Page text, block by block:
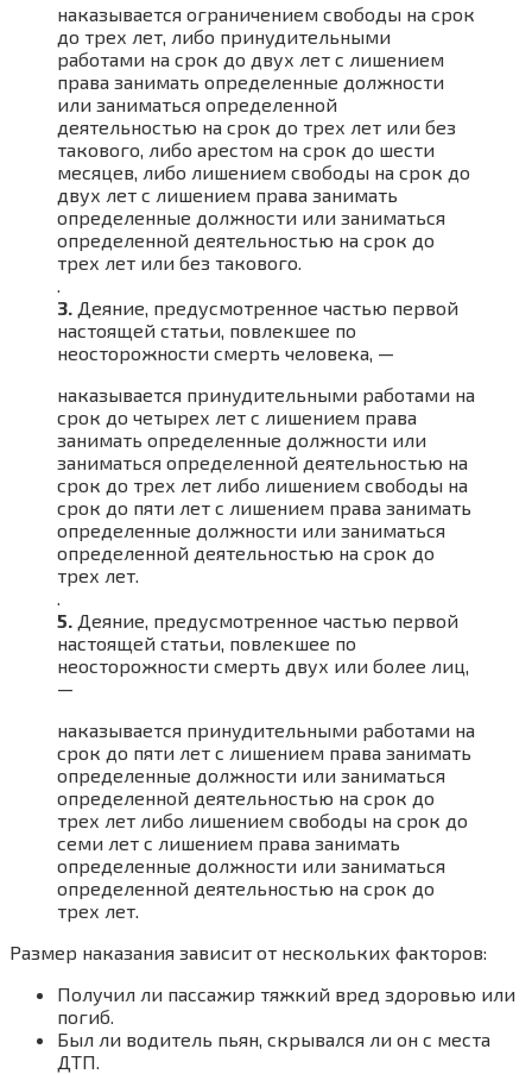
наказывается ограничением свободы на срок
до трех лет, либо принудительными
работами на срок до двух лет с лишением
права занимать определенные должности
или заниматься определенной
деятельностью на срок до трех лет или без
такового, либо арестом на срок до шести
месяцев, либо лишением свободы на срок до
двух лет с лишением права занимать
определенные должности или заниматься
определенной деятельностью на срок до
трех лет или без такового.
3. Деяние, предусмотренное частью первой
настоящей статьи, повлекшее по
неосторожности смерть человека, —
наказывается принудительными работами на
срок до четырех лет с лишением права
занимать определенные должности или
заниматься определенной деятельностью на
срок до трех лет либо лишением свободы на
срок до пяти лет с лишением права занимать
определенные должности или заниматься
определенной деятельностью на срок до
трех лет.
5. Деяние, предусмотренное частью первой
настоящей статьи, повлекшее по
неосторожности смерть двух или более лиц,
—
наказывается принудительными работами на
срок до пяти лет с лишением права занимать
определенные должности или заниматься
определенной деятельностью на срок до
трех лет либо лишением свободы на срок до
семи лет с лишением права занимать
определенные должности или заниматься
определенной деятельностью на срок до
трех лет.
Размер наказания зависит от нескольких факторов:
Получил ли пассажир тяжкий вред здоровью или
погиб.
Был ли водитель пьян, скрывался ли он с места
ДТП.